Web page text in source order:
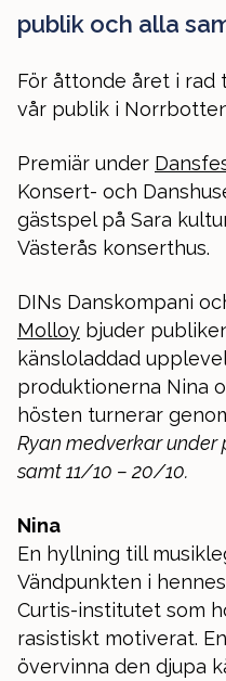
publik och alla
För åttonde året i rad
vår publik i
Premiär under
Konsert- och
gästspel på Sara
Västerås konserthus.
DINs Danskompani
Molloy bjuder
känsloladdad
produktionerna Nina
hösten turnerar
Ryan medverkar
samt 11/10 – 20/10.
Nina
En hyllning till
Vändpunkten i
Curtis-institutet som
rasistiskt motiverat.
övervinna den djupa